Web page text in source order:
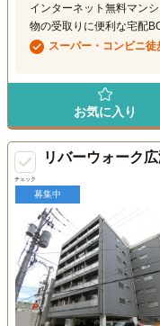
インターネット無料マン
物の受取りに便利な宅配
スーパー・コンビニ
お気に入り
チェック
リバーウォーク
募集中